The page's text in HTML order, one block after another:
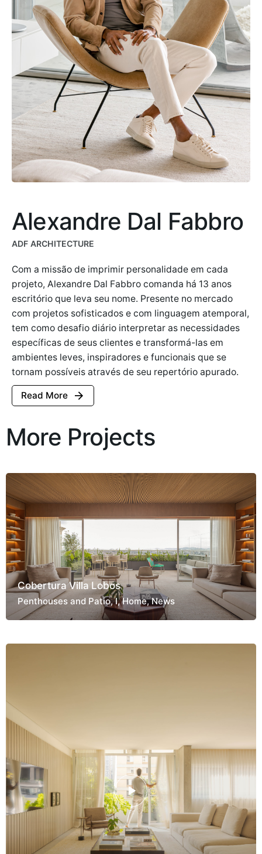
Alexandre Dal Fabbro
ADF ARCHITECTURE
Com a missão de imprimir personalidade em cada
projeto, Alexandre Dal Fabbro comanda há 13 anos
escritório que leva seu nome. Presente no mercado
com projetos sofisticados e com linguagem atemporal,
tem como desafio diário interpretar as necessidades
específicas de seus clientes e transformá-las em
ambientes leves, inspiradores e funcionais que se
tornam possíveis através de seu repertório apurado.
Read More
More Projects
Cobertura Villa Lobos
Penthouses and Patio I Home News